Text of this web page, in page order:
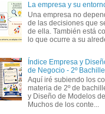
La empresa y su
Una empresa no
de las decisiones que
de ella. También está
lo que ocurre a su
Índice Empresa y
de Negocio - 2º
Aquí iré subiendo los
materia de 2º de
y Diseño de Modelos
Muchos de los conte...